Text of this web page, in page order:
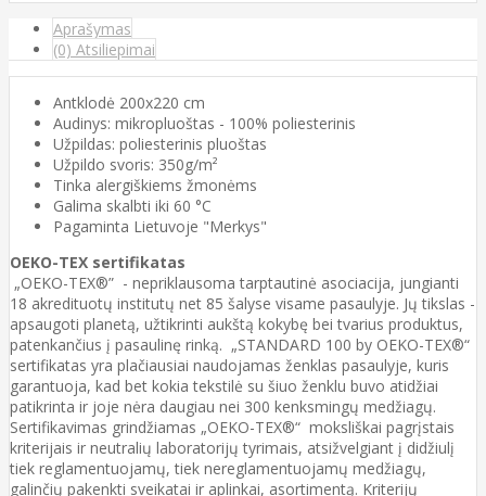
Aprašymas
(0) Atsiliepimai
Antklodė 200x220 cm
Audinys: mikropluoštas - 100% poliesterinis
Užpildas: poliesterinis pluoštas
Užpildo svoris: 350g/m²
Tinka alergiškiems žmonėms
Galima skalbti iki 60 °C
Pagaminta Lietuvoje "Merkys"
OEKO-TEX sertifikatas
„OEKO-TEX®” - nepriklausoma tarptautinė asociacija, jungianti
18 akredituotų institutų net 85 šalyse visame pasaulyje. Jų tikslas -
apsaugoti planetą, užtikrinti aukštą kokybę bei tvarius produktus,
patenkančius į pasaulinę rinką. „STANDARD 100 by OEKO-TEX®“
sertifikatas yra plačiausiai naudojamas ženklas pasaulyje, kuris
garantuoja, kad bet kokia tekstilė su šiuo ženklu buvo atidžiai
patikrinta ir joje nėra daugiau nei 300 kenksmingų medžiagų.
Sertifikavimas grindžiamas „OEKO-TEX®“ moksliškai pagrįstais
kriterijais ir neutralių laboratorijų tyrimais, atsižvelgiant į didžiulį
tiek reglamentuojamų, tiek nereglamentuojamų medžiagų,
galinčių pakenkti sveikatai ir aplinkai, asortimentą. Kriterijų